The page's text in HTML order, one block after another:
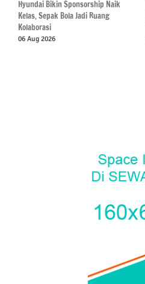
Hyundai Bikin Sponsorship Naik
Kelas, Sepak Bola Jadi Ruang
Kolaborasi
06 Aug 2026